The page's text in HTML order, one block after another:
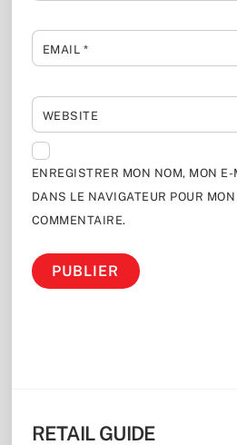
EMAIL *
WEBSITE
ENREGISTRER MON NOM, MON
DANS LE NAVIGATEUR POUR
COMMENTAIRE.
RETAIL GUIDE